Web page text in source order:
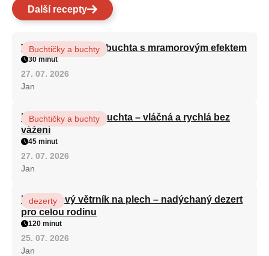
Další recepty
Vláčná olejová litá buchta s mramorovým efektem
Buchtičky a buchty
30 minut
27. 07. 2026
Jan
Hrnková maková buchta – vláčná a rychlá bez
vážení
Buchtičky a buchty
45 minut
27. 07. 2026
Jan
Karamelový větrník na plech – nadýchaný dezert
pro celou rodinu
dezerty
120 minut
25. 07. 2026
Jan